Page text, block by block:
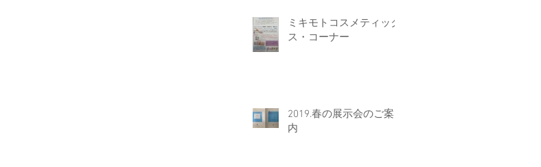
ミキモトコスメティック
ス・コーナー
2019.春の展示会のご案
内